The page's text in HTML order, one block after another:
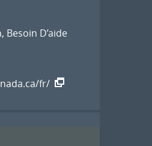
, Besoin D’aide
fr/